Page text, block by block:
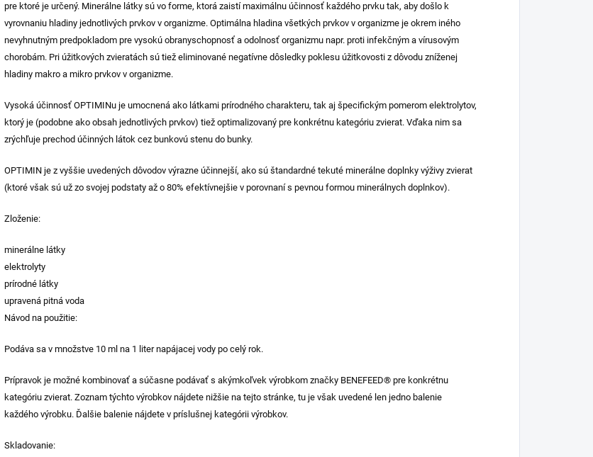
pre ktoré je určený. Minerálne látky sú vo forme, ktorá zaistí maximálnu účinnosť každého prvku tak, aby došlo k
vyrovnaniu hladiny jednotlivých prvkov v organizme. Optimálna hladina všetkých prvkov v organizme je okrem iného
nevyhnutným predpokladom pre vysokú obranyschopnosť a odolnosť organizmu napr. proti infekčným a vírusovým
chorobám. Pri úžitkových zvieratách sú tiež eliminované negatívne dôsledky poklesu úžitkovosti z dôvodu zníženej
hladiny makro a mikro prvkov v organizme.
Vysoká účinnosť OPTIMINu je umocnená ako látkami prírodného charakteru, tak aj špecifickým pomerom elektrolytov,
ktorý je (podobne ako obsah jednotlivých prvkov) tiež optimalizovaný pre konkrétnu kategóriu zvierat. Vďaka nim sa
zrýchľuje prechod účinných látok cez bunkovú stenu do bunky.
OPTIMIN je z vyššie uvedených dôvodov výrazne účinnejší, ako sú štandardné tekuté minerálne doplnky výživy zvierat
(ktoré však sú už zo svojej podstaty až o 80% efektívnejšie v porovnaní s pevnou formou minerálnych doplnkov).
Zloženie:
minerálne látky
elektrolyty
prírodné látky
upravená pitná voda
Návod na použitie:
Podáva sa v množstve 10 ml na 1 liter napájacej vody po celý rok.
Prípravok je možné kombinovať a súčasne podávať s akýmkoľvek výrobkom značky BENEFEED® pre konkrétnu
kategóriu zvierat. Zoznam týchto výrobkov nájdete nižšie na tejto stránke, tu je však uvedené len jedno balenie
každého výrobku. Ďalšie balenie nájdete v príslušnej kategórii výrobkov.
Skladovanie: